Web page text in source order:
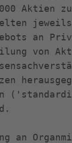
Aktien
an
von